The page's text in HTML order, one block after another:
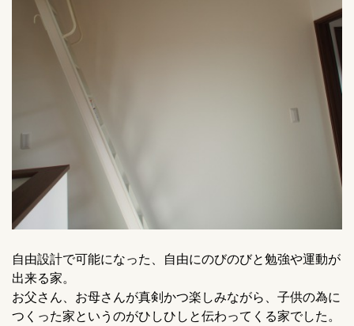
自由設計で可能になった、自由にのびのびと勉強や運動が
出来る家。
お父さん、お母さんが真剣かつ楽しみながら、子供の為に
つくった家というのがひしひしと伝わってくる家でした。